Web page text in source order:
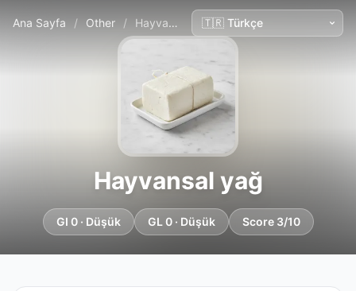
Ana Sayfa / Other / Hayvansal yağ
Hayvansal yağ
GI 0 · Düşük GL 0 · Düşük Score 3/10